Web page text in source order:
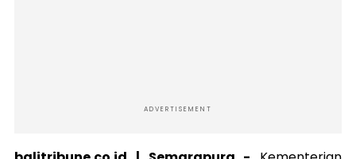
ADVERTISEMENT